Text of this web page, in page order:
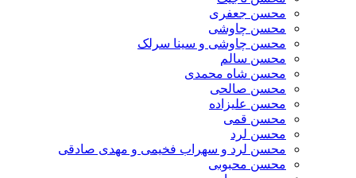
محسن جعفری
محسن چاوشی
محسن چاوشی و سینا سرلک
محسن سالم
محسن شاه محمدی
محسن صالحی
محسن علیزاده
محسن قمی
محسن لرد
محسن لرد و سهراب فخیمی و مهدی صادقی
محسن محبوبی